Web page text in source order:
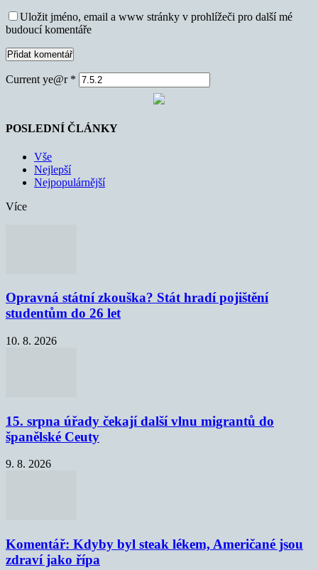
Uložit jméno, email a www stránky v prohlížeči pro další mé
budoucí komentáře
Current ye@r *
POSLEDNÍ ČLÁNKY
Vše
Nejlepší
Nejpopulárnější
Více
Opravná státní zkouška? Stát hradí pojištění
studentům do 26 let
10. 8. 2026
15. srpna úřady čekají další vlnu migrantů do
španělské Ceuty
9. 8. 2026
Komentář: Kdyby byl steak lékem, Američané jsou
zdraví jako řípa